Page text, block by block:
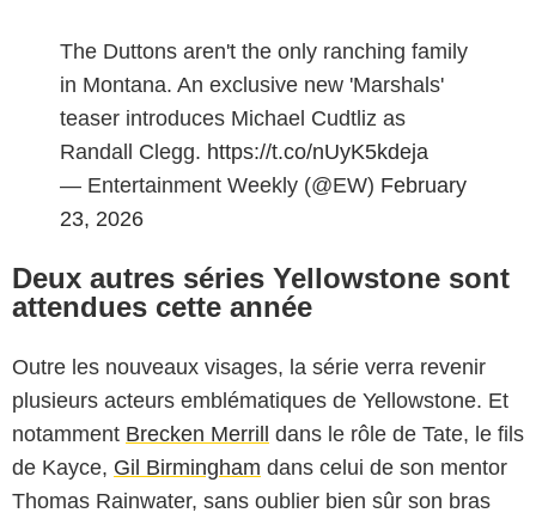
The Duttons aren't the only ranching family
in Montana. An exclusive new 'Marshals'
teaser introduces Michael Cudtliz as
Randall Clegg. https://t.co/nUyK5kdeja
— Entertainment Weekly (@EW) February
23, 2026
Deux autres séries Yellowstone sont
attendues cette année
Outre les nouveaux visages, la série verra revenir
plusieurs acteurs emblématiques de Yellowstone. Et
notamment Brecken Merrill dans le rôle de Tate, le fils
de Kayce, Gil Birmingham dans celui de son mentor
Thomas Rainwater, sans oublier bien sûr son bras